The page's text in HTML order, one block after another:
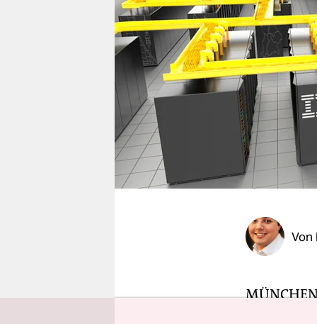
verlag
verlag
veranstaltungen
shop
fragen & hilfe
unterstützen
abo
Von
150.000